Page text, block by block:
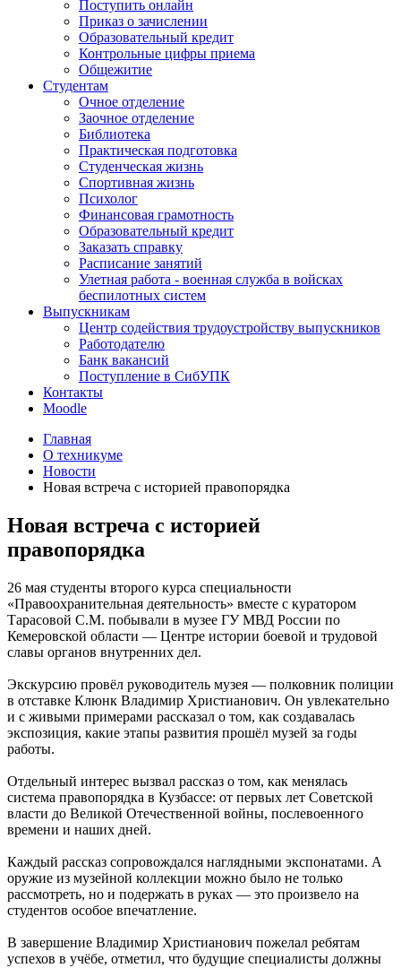
Поступить онлайн
Приказ о зачислении
Образовательный кредит
Контрольные цифры приема
Общежитие
Студентам
Очное отделение
Заочное отделение
Библиотека
Практическая подготовка
Студенческая жизнь
Спортивная жизнь
Психолог
Финансовая грамотность
Образовательный кредит
Заказать справку
Расписание занятий
Улетная работа - военная служба в войсках
беспилотных систем
Выпускникам
Центр содействия трудоустройству выпускников
Работодателю
Банк вакансий
Поступление в СибУПК
Контакты
Moodle
Главная
О техникуме
Новости
Новая встреча с историей правопорядка
Новая встреча с историей
правопорядка
26 мая студенты второго курса специальности
«Правоохранительная деятельность» вместе с куратором
Тарасовой С.М. побывали в музее ГУ МВД России по
Кемеровской области — Центре истории боевой и трудовой
славы органов внутренних дел.
Экскурсию провёл руководитель музея — полковник полиции
в отставке Клюнк Владимир Христианович. Он увлекательно
и с живыми примерами рассказал о том, как создавалась
экспозиция, какие этапы развития прошёл музей за годы
работы.
Отдельный интерес вызвал рассказ о том, как менялась
система правопорядка в Кузбассе: от первых лет Советской
власти до Великой Отечественной войны, послевоенного
времени и наших дней.
Каждый рассказ сопровождался наглядными экспонатами. А
оружие из музейной коллекции можно было не только
рассмотреть, но и подержать в руках — это произвело на
студентов особое впечатление.
В завершение Владимир Христианович пожелал ребятам
успехов в учёбе, отметил, что будущие специалисты должны